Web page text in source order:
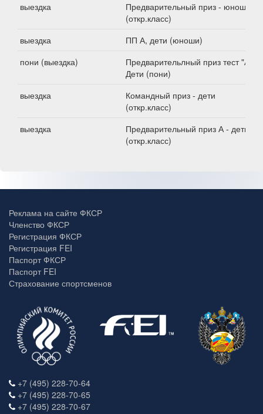
выездка
Предварительный приз - юноши
(откр.класс)
выездка
ПП А, дети (юноши)
пони (выездка)
Предварительлный приз тест "А".
Дети (пони)
выездка
Командный приз - дети
(откр.класс)
выездка
Предварительный приз А - дети
(откр.класс)
Реклама на сайте ФКСР
Членство ФКСР
Регистрация ФКСР
Регистрация FEI
Паспорт ФКСР
Паспорт FEI
Страхование спортсменов
+7 (495) 228-70-64
+7 (495) 228-70-65
+7 (495) 228-70-67